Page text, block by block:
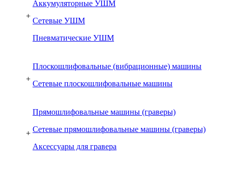
+
Аккумуляторные УШМ
Сетевые УШМ
Пневматические УШМ
+
Плоскошлифовальные (вибрационные) машины
Сетевые плоскошлифовальные машины
+
Прямошлифовальные машины (граверы)
Сетевые прямошлифовальные машины (граверы)
Аксессуары для гравера